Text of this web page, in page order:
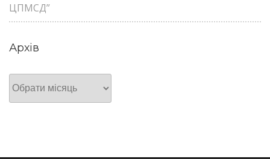
ЦПМСД”
Архів
Архів